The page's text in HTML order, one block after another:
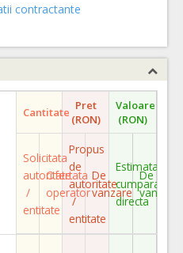
contractante
Cantitate Pret
(RON)
Valoare
(RON)
Solicitata
autoritate
/
entitate
Ofertata
operator
Propus
de
autoritate
/
entitate
De
vanzare
Estimata
cumparare
directa
De
vanzare